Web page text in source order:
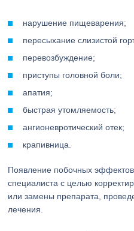
нарушение пищеварения;
пересыхание слизистой
перевозбуждение;
приступы головной боли;
апатия;
быстрая утомляемость;
ангионевротический отек;
крапивница.
Появление побочных
специалиста с целью
или замены препарата,
лечения.